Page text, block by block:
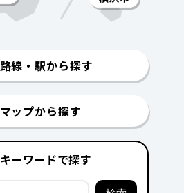
路線・駅から探す
マップから探す
キーワードで探す